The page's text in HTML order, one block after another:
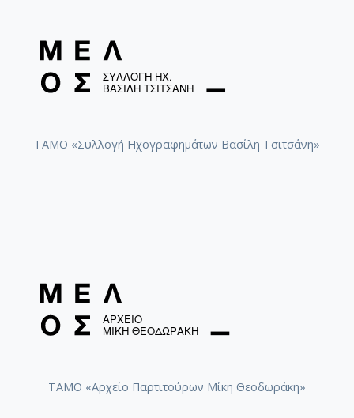
ΤΑΜΟ «Συλλογή Ηχογραφημάτων Βασίλη Τσιτσάνη»
ΤΑΜΟ «Αρχείο Παρτιτούρων Μίκη Θεοδωράκη»